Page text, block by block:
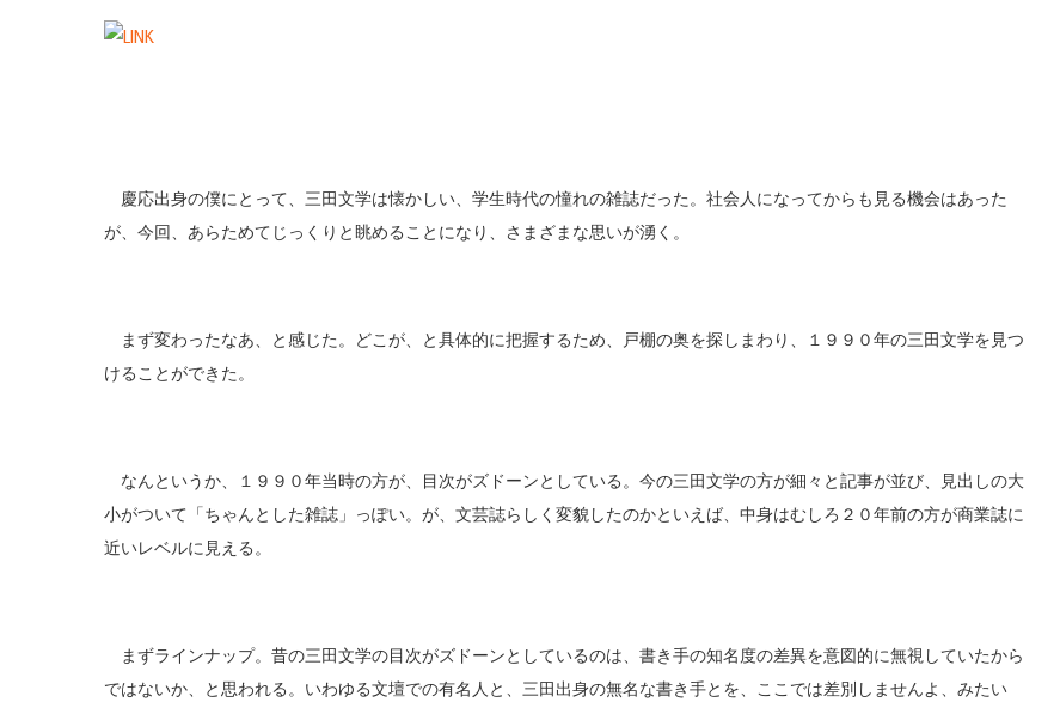
慶応出身の僕にとって、三田文学は懐かしい、学生時代の憧れの雑誌だった。社会人になってからも見る機会はあった
が、今回、あらためてじっくりと眺めることになり、さまざまな思いが湧く。
まず変わったなあ、と感じた。どこが、と具体的に把握するため、戸棚の奥を探しまわり、１９９０年の三田文学を見つ
けることができた。
なんというか、１９９０年当時の方が、目次がズドーンとしている。今の三田文学の方が細々と記事が並び、見出しの大
小がついて「ちゃんとした雑誌」っぽい。が、文芸誌らしく変貌したのかといえば、中身はむしろ２０年前の方が商業誌に
近いレベルに見える。
まずラインナップ。昔の三田文学の目次がズドーンとしているのは、書き手の知名度の差異を意図的に無視していたから
ではないか、と思われる。いわゆる文壇での有名人と、三田出身の無名な書き手とを、ここでは差別しませんよ、みたい